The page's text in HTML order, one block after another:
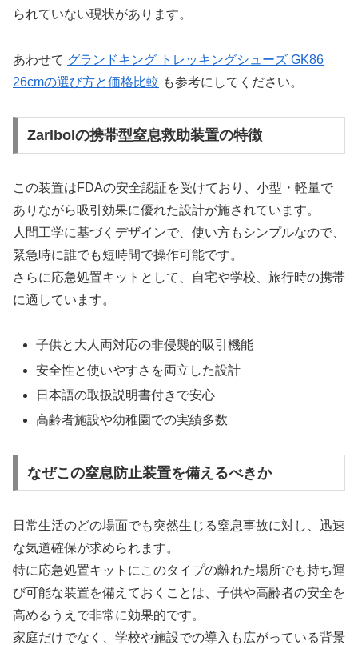
られていない現状があります。
あわせて グランドキング トレッキングシューズ GK86
26cmの選び方と価格比較 も参考にしてください。
Zarlbolの携帯型窒息救助装置の特徴
この装置はFDAの安全認証を受けており、小型・軽量で
ありながら吸引効果に優れた設計が施されています。
人間工学に基づくデザインで、使い方もシンプルなので、
緊急時に誰でも短時間で操作可能です。
さらに応急処置キットとして、自宅や学校、旅行時の携帯
に適しています。
子供と大人両対応の非侵襲的吸引機能
安全性と使いやすさを両立した設計
日本語の取扱説明書付きで安心
高齢者施設や幼稚園での実績多数
なぜこの窒息防止装置を備えるべきか
日常生活のどの場面でも突然生じる窒息事故に対し、迅速
な気道確保が求められます。
特に応急処置キットにこのタイプの離れた場所でも持ち運
び可能な装置を備えておくことは、子供や高齢者の安全を
高めるうえで非常に効果的です。
家庭だけでなく、学校や施設での導入も広がっている背景